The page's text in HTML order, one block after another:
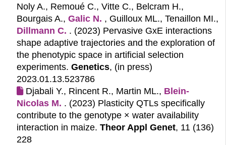
Noly A., Remoué C., Vitte C., Belcram H.,
Bourgais A., Galic N. , Guilloux ML., Tenaillon MI.,
Dillmann C. . (2023) Pervasive GxE interactions
shape adaptive trajectories and the exploration of
the phenotypic space in artificial selection
experiments. Genetics, (in press)
2023.01.13.523786
Djabali Y., Rincent R., Martin ML., Blein-
Nicolas M. . (2023) Plasticity QTLs specifically
contribute to the genotype × water availability
interaction in maize. Theor Appl Genet, 11 (136)
228